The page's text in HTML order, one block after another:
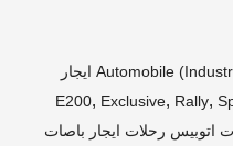
Automobile Drift ايجار
E200, Exclusive, Rally,
اتوبيس رحلات ايجار باصات